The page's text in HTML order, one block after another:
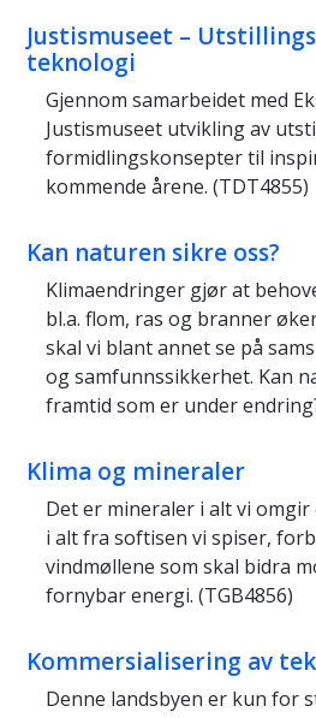
Justismuseet –
teknologi
Gjennom samarbeidet med
Justismuseet utvikling av
formidlingskonsepter til
kommende årene. (TDT4855)
Kan naturen sikre oss?
Klimaendringer gjør at
bl.a. flom, ras og branner
skal vi blant annet se på
og samfunnssikkerhet. Kan
framtid som er under
Klima og mineraler
Det er mineraler i alt vi omgir
i alt fra softisen vi spiser,
vindmøllene som skal bidra
fornybar energi. (TGB4856)
Kommersialisering av
Denne landsbyen er kun for